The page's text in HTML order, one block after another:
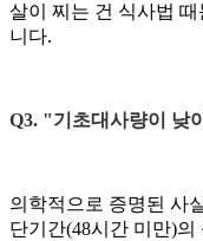
살이 찌는 건 식사법
니다.
Q3. "기초대사량이 낮
의학적으로 증명된 사
단기간(48시간 미만)의